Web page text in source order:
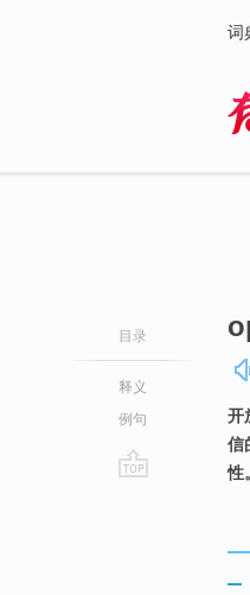
词
目录
释义
例句
开
信
性。